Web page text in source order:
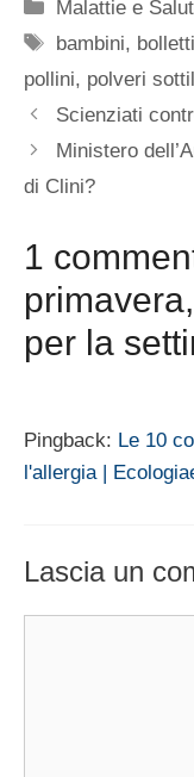
Malattie e
Tag
bambini,
pollini, polveri
Scienziati
Ministero
di Clini?
1
per la
Pingback: Le 10
l'allergia |
Lascia un